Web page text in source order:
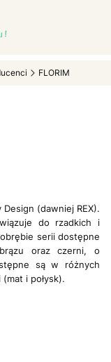
FLORIM
Design (dawniej REX).
do rzadkich i
serii dostępne
oraz czerni, o
są w różnych
i połysk).